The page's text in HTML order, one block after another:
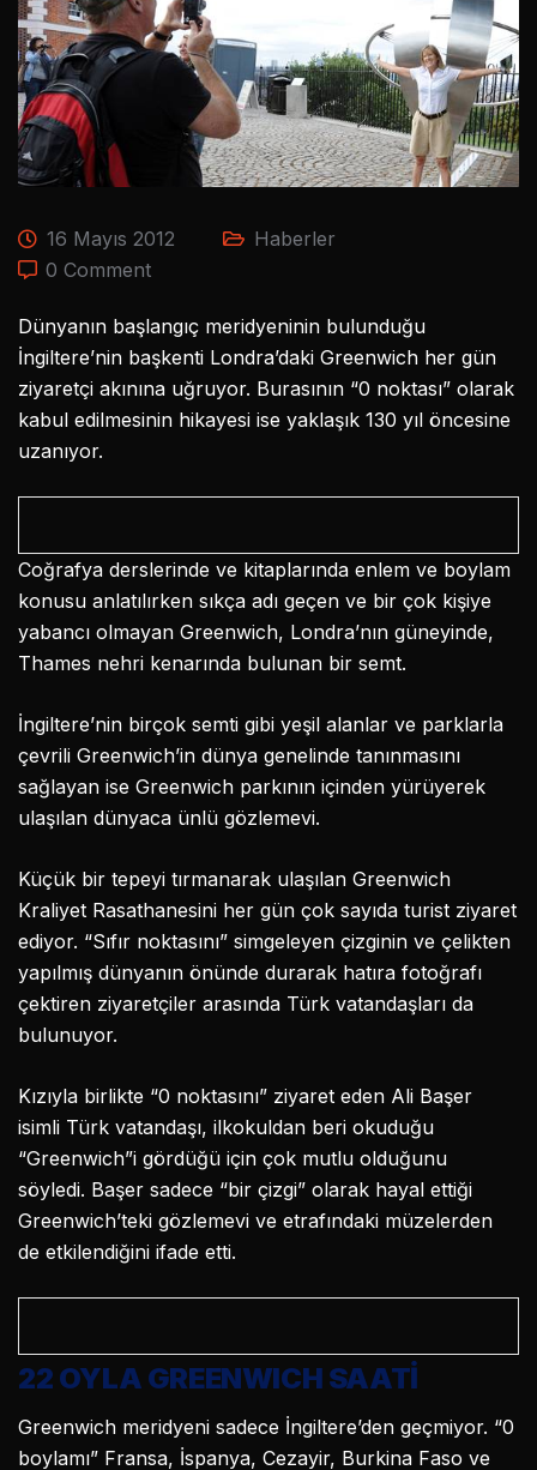
16 Mayıs 2012
Haberler
0 Comment
Dünyanın başlangıç meridyeninin bulunduğu
İngiltere’nin başkenti Londra’daki Greenwich her gün
ziyaretçi akınına uğruyor. Burasının “0 noktası” olarak
kabul edilmesinin hikayesi ise yaklaşık 130 yıl öncesine
uzanıyor.
Coğrafya derslerinde ve kitaplarında enlem ve boylam
konusu anlatılırken sıkça adı geçen ve bir çok kişiye
yabancı olmayan Greenwich, Londra’nın güneyinde,
Thames nehri kenarında bulunan bir semt.
İngiltere’nin birçok semti gibi yeşil alanlar ve parklarla
çevrili Greenwich’in dünya genelinde tanınmasını
sağlayan ise Greenwich parkının içinden yürüyerek
ulaşılan dünyaca ünlü gözlemevi.
Küçük bir tepeyi tırmanarak ulaşılan Greenwich
Kraliyet Rasathanesini her gün çok sayıda turist ziyaret
ediyor. “Sıfır noktasını” simgeleyen çizginin ve çelikten
yapılmış dünyanın önünde durarak hatıra fotoğrafı
çektiren ziyaretçiler arasında Türk vatandaşları da
bulunuyor.
Kızıyla birlikte “0 noktasını” ziyaret eden Ali Başer
isimli Türk vatandaşı, ilkokuldan beri okuduğu
“Greenwich”i gördüğü için çok mutlu olduğunu
söyledi. Başer sadece “bir çizgi” olarak hayal ettiği
Greenwich’teki gözlemevi ve etrafındaki müzelerden
de etkilendiğini ifade etti.
22 OYLA GREENWICH SAATİ
Greenwich meridyeni sadece İngiltere’den geçmiyor. “0
boylamı” Fransa, İspanya, Cezayir, Burkina Faso ve